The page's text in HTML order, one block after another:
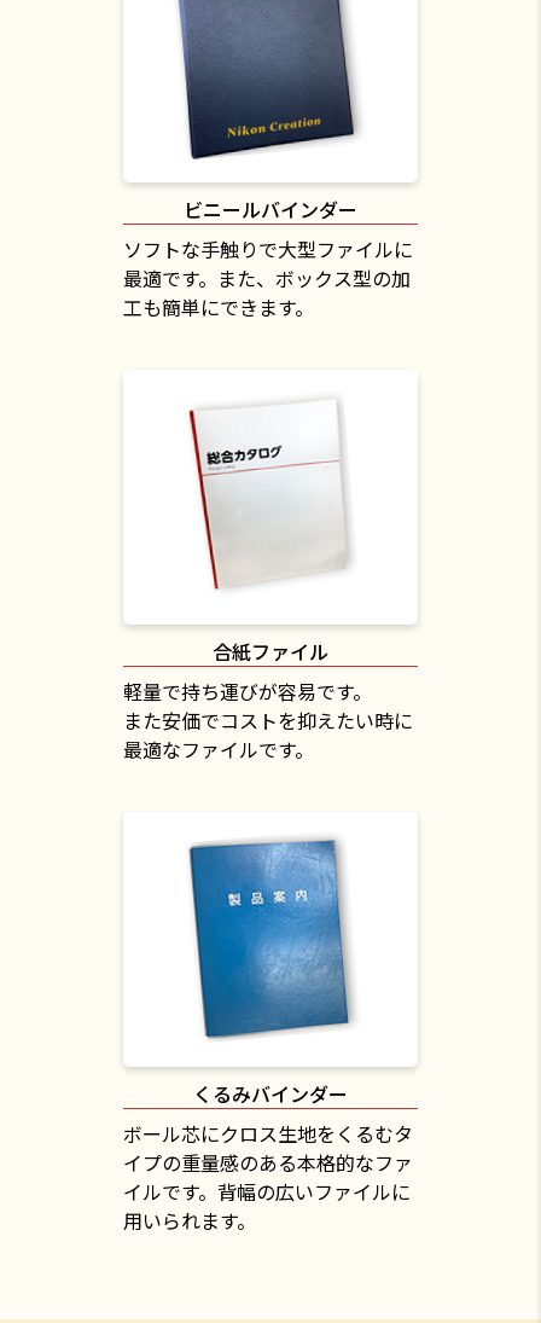
ビニールバインダー
ソフトな手触りで大型ファイルに
最適です。また、ボックス型の加
工も簡単にできます。
合紙ファイル
軽量で持ち運びが容易です。
また安価でコストを抑えたい時に
最適なファイルです。
くるみバインダー
ボール芯にクロス生地をくるむタ
イプの重量感のある本格的なファ
イルです。背幅の広いファイルに
用いられます。